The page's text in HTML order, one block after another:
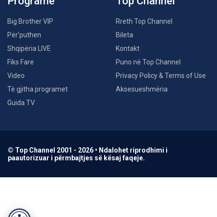
Big Brother VIP
Për’puthen
Shqipëria LIVE
Fiks Fare
Video
Të gjitha programet
Guida TV
Rreth Top Channel
Bileta
Kontakt
Puno në Top Channel
Privacy Policy & Terms of Use
Aksesueshmëria
© Top Channel 2001 - 2026 • Ndalohet riprodhimi i
paautorizuar i përmbajtjes së kësaj faqeje.